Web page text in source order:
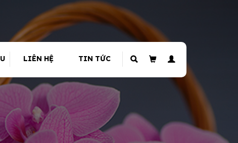
LIÊN HỆ TIN TỨC